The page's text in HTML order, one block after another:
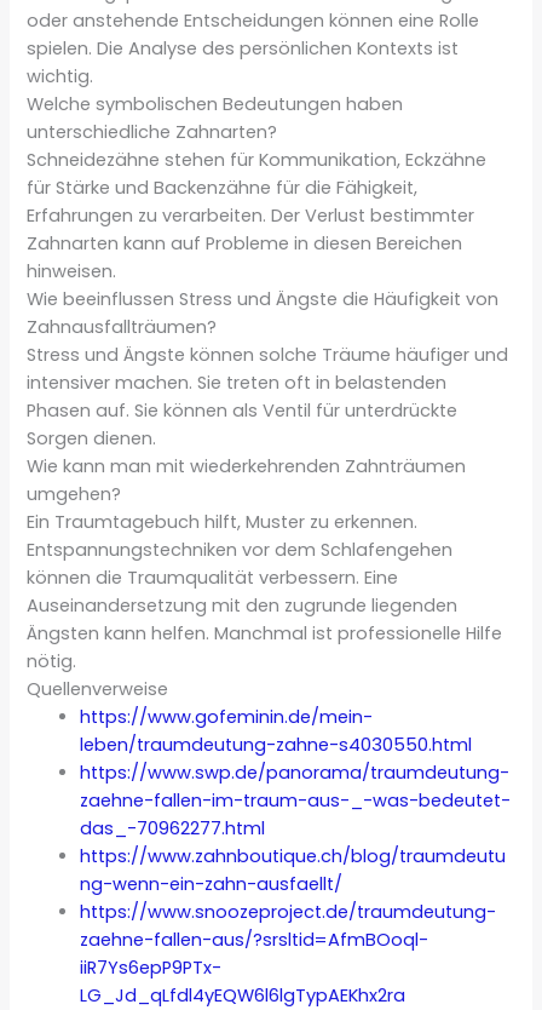
oder anstehende Entscheidungen können eine Rolle
spielen. Die Analyse des persönlichen Kontexts ist
wichtig.
Welche symbolischen Bedeutungen haben
unterschiedliche Zahnarten?
Schneidezähne stehen für Kommunikation, Eckzähne
für Stärke und Backenzähne für die Fähigkeit,
Erfahrungen zu verarbeiten. Der Verlust bestimmter
Zahnarten kann auf Probleme in diesen Bereichen
hinweisen.
Wie beeinflussen Stress und Ängste die Häufigkeit von
Zahnausfallträumen?
Stress und Ängste können solche Träume häufiger und
intensiver machen. Sie treten oft in belastenden
Phasen auf. Sie können als Ventil für unterdrückte
Sorgen dienen.
Wie kann man mit wiederkehrenden Zahnträumen
umgehen?
Ein Traumtagebuch hilft, Muster zu erkennen.
Entspannungstechniken vor dem Schlafengehen
können die Traumqualität verbessern. Eine
Auseinandersetzung mit den zugrunde liegenden
Ängsten kann helfen. Manchmal ist professionelle Hilfe
nötig.
Quellenverweise
https://www.gofeminin.de/mein-
leben/traumdeutung-zahne-s4030550.html
https://www.swp.de/panorama/traumdeutung-
zaehne-fallen-im-traum-aus-_-was-bedeutet-
das_-70962277.html
https://www.zahnboutique.ch/blog/traumdeutu
ng-wenn-ein-zahn-ausfaellt/
https://www.snoozeproject.de/traumdeutung-
zaehne-fallen-aus/?srsltid=AfmBOoql-
iiR7Ys6epP9PTx-
LG_Jd_qLfdl4yEQW6l6lgTypAEKhx2ra